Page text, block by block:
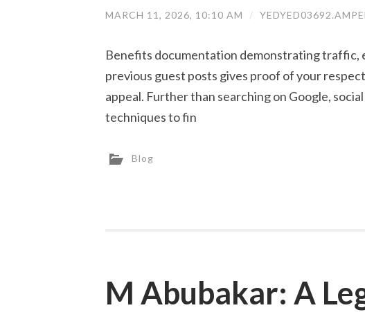
MARCH 11, 2026, 10:10 AM /
Benefits documentation demonstrating traffic,
previous guest posts gives proof of your
appeal. Further than searching on Google,
techniques to fin
Blog
M Abubakar: A